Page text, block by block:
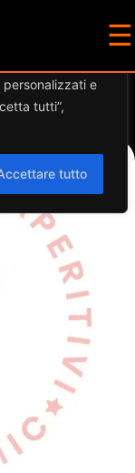
e
tutti”,
tutto
☰